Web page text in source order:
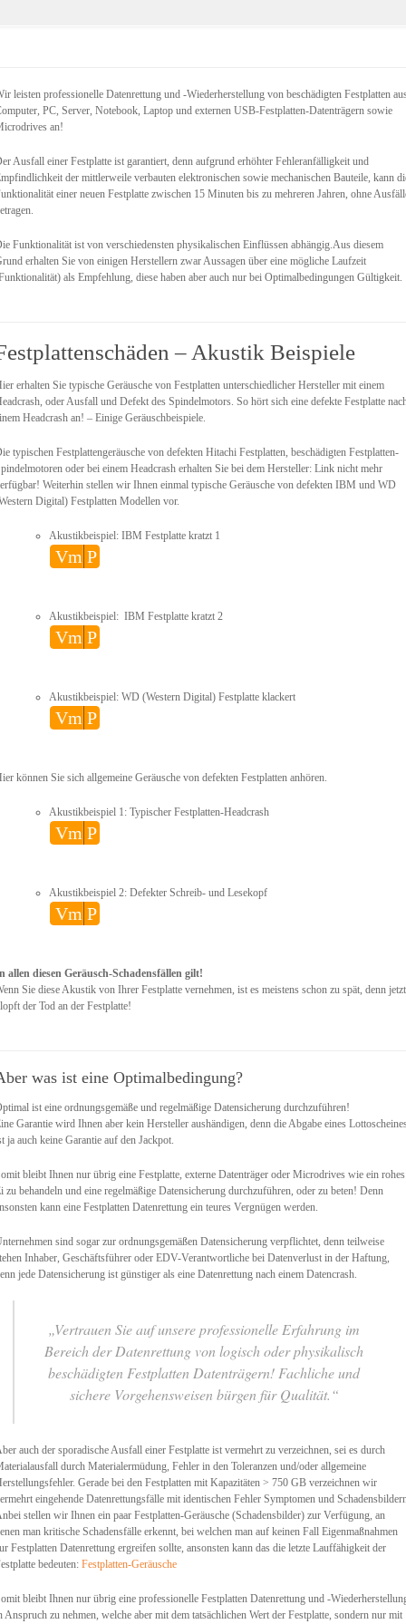
leisten professionelle Datenrettung und -Wiederherstellung von beschädigten Festplatten
PC, Server, Notebook, Laptop und externen USB-Festplatten-Datenträgern sowie
an!
Ausfall einer Festplatte ist garantiert, denn aufgrund erhöhter Fehleranfälligkeit und
der mittlerweile verbauten elektronischen sowie mechanischen Bauteile, kann
einer neuen Festplatte zwischen 15 Minuten bis zu mehreren Jahren, ohne
Funktionalität ist von verschiedensten physikalischen Einflüssen abhängig.Aus diesem
erhalten Sie von einigen Herstellern zwar Aussagen über eine mögliche Laufzeit
als Empfehlung, diese haben aber auch nur bei Optimalbedingungen Gültigkeit.
– Akustik Beispiele
erhalten Sie typische Geräusche von Festplatten unterschiedlicher Hersteller mit einem
oder Ausfall und Defekt des Spindelmotors. So hört sich eine defekte Festplatte
Headcrash an! – Einige Geräuschbeispiele.
typischen Festplattengeräusche von defekten Hitachi Festplatten, beschädigten Festplatten-
oder bei einem Headcrash erhalten Sie bei dem Hersteller: Link nicht mehr
Weiterhin stellen wir Ihnen einmal typische Geräusche von defekten IBM und WD
Digital) Festplatten Modellen vor.
Akustikbeispiel: IBM Festplatte kratzt 1
Vm P
Akustikbeispiel: IBM Festplatte kratzt 2
Vm P
Akustikbeispiel: WD (Western Digital) Festplatte klackert
Vm P
können Sie sich allgemeine Geräusche von defekten Festplatten anhören.
Akustikbeispiel 1: Typischer Festplatten-Headcrash
Vm P
Akustikbeispiel 2: Defekter Schreib- und Lesekopf
Vm P
allen diesen Geräusch-Schadensfällen gilt!
Sie diese Akustik von Ihrer Festplatte vernehmen, ist es meistens schon zu spät, denn jetzt
der Tod an der Festplatte!
was ist eine Optimalbedingung?
ist eine ordnungsgemäße und regelmäßige Datensicherung durchzuführen!
Garantie wird Ihnen aber kein Hersteller aushändigen, denn die Abgabe eines
ja auch keine Garantie auf den Jackpot.
bleibt Ihnen nur übrig eine Festplatte, externe Datenträger oder Microdrives wie ein rohes
zu behandeln und eine regelmäßige Datensicherung durchzuführen, oder zu beten! Denn
kann eine Festplatten Datenrettung ein teures Vergnügen werden.
sind sogar zur ordnungsgemäßen Datensicherung verpflichtet, denn teilweise
Inhaber, Geschäftsführer oder EDV-Verantwortliche bei Datenverlust in der Haftung,
jede Datensicherung ist günstiger als eine Datenrettung nach einem Datencrash.
„Vertrauen Sie auf unsere professionelle Erfahrung im
Bereich der Datenrettung von logisch oder physikalisch
beschädigten Festplatten Datenträgern! Fachliche und
sichere Vorgehensweisen bürgen für Qualität.“
auch der sporadische Ausfall einer Festplatte ist vermehrt zu verzeichnen, sei es durch
durch Materialermüdung, Fehler in den Toleranzen und/oder allgemeine
Gerade bei den Festplatten mit Kapazitäten > 750 GB verzeichnen wir
eingehende Datenrettungsfälle mit identischen Fehler Symptomen und
stellen wir Ihnen ein paar Festplatten-Geräusche (Schadensbilder) zur Verfügung, an
man kritische Schadensfälle erkennt, bei welchen man auf keinen Fall Eigenmaßnahmen
Festplatten Datenrettung ergreifen sollte, ansonsten kann das die letzte Lauffähigkeit der
bedeuten: Festplatten-Geräusche
bleibt Ihnen nur übrig eine professionelle Festplatten Datenrettung und -
Anspruch zu nehmen, welche aber mit dem tatsächlichen Wert der Festplatte, sondern nur mit